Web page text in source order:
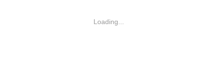
Loading...